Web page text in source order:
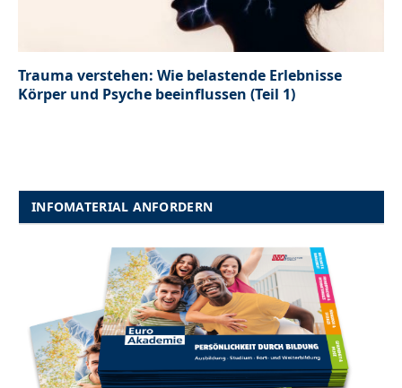
Trauma verstehen: Wie belastende Erlebnisse
Körper und Psyche beeinflussen (Teil 1)
INFOMATERIAL ANFORDERN